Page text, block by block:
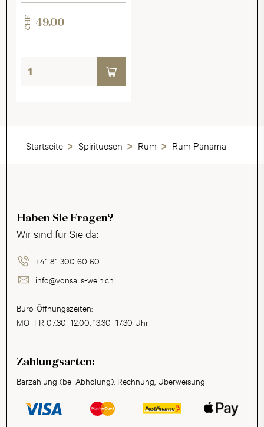
CHF 49.00
Startseite Spirituosen Rum Rum Panama
Haben Sie Fragen?
Wir sind für Sie da:
+41 81 300 60 60
info@vonsalis-wein.ch
Büro-Öffnungszeiten:
MO–FR 07.30–12.00, 13.30–17.30 Uhr
Zahlungsarten:
Barzahlung (bei Abholung), Rechnung, Überweisung